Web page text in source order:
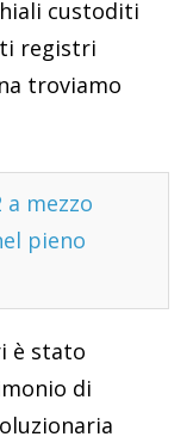
custoditi
registri
troviamo
a mezzo
pieno
è stato
di